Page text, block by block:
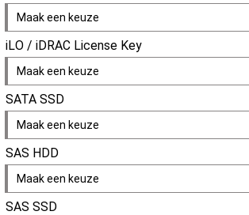
Maak een keuze
iLO / iDRAC License Key
Maak een keuze
SATA SSD
Maak een keuze
SAS HDD
Maak een keuze
SAS SSD